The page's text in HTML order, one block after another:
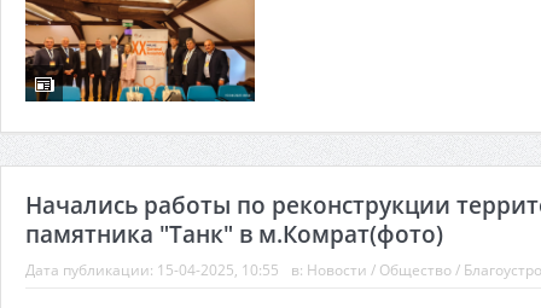
Начались работы по реконструкции
памятника "Танк" в м.Комрат(фото)
Дата публикации: 15-04-2025, 10:55 в: Новости / Общество/